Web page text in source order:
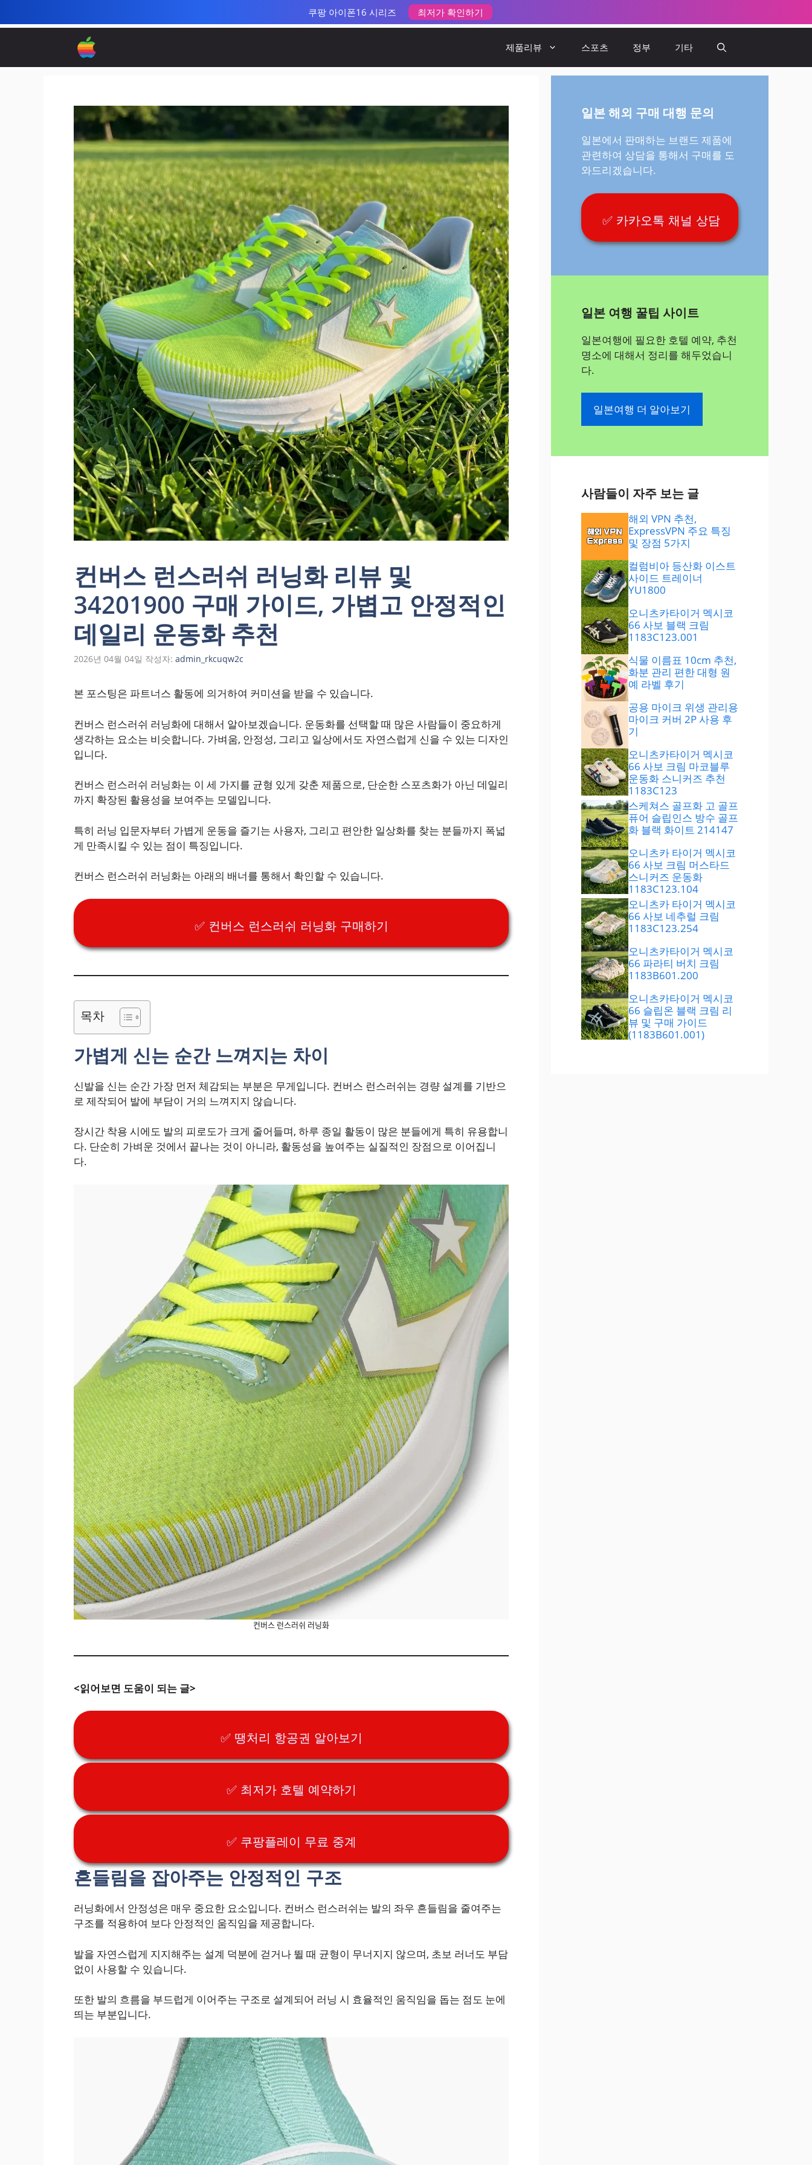
쿠팡 아이폰16 시리즈 최저가 확인하기
컨
제품리뷰 스포츠 정부 기타
컨버스 런스러쉬 러닝화 리뷰 및
34201900 구매 가이드, 가볍고 안정적인
데일리 운동화 추천
2026년 04월 04일 작성자: admin_rkcuqw2c
본 포스팅은 파트너스 활동에 의거하여 커미션을 받을 수 있습니다.
컨버스 런스러쉬 러닝화에 대해서 알아보겠습니다. 운동화를 선택할 때 많은 사람들이 중요하게
생각하는 요소는 비슷합니다. 가벼움, 안정성, 그리고 일상에서도 자연스럽게 신을 수 있는 디자인
입니다.
컨버스 런스러쉬 러닝화는 이 세 가지를 균형 있게 갖춘 제품으로, 단순한 스포츠화가 아닌 데일리
까지 확장된 활용성을 보여주는 모델입니다.
특히 러닝 입문자부터 가볍게 운동을 즐기는 사용자, 그리고 편안한 일상화를 찾는 분들까지 폭넓
게 만족시킬 수 있는 점이 특징입니다.
컨버스 런스러쉬 러닝화는 아래의 배너를 통해서 확인할 수 있습니다.
✅ 컨버스 런스러쉬 러닝화 구매하기
목차
가볍게 신는 순간 느껴지는 차이
신발을 신는 순간 가장 먼저 체감되는 부분은 무게입니다. 컨버스 런스러쉬는 경량 설계를 기반으
로 제작되어 발에 부담이 거의 느껴지지 않습니다.
장시간 착용 시에도 발의 피로도가 크게 줄어들며, 하루 종일 활동이 많은 분들에게 특히 유용합니
다. 단순히 가벼운 것에서 끝나는 것이 아니라, 활동성을 높여주는 실질적인 장점으로 이어집니
다.
컨버스 런스러쉬 러닝화
<읽어보면 도움이 되는 글>
✅ 땡처리 항공권 알아보기
✅ 최저가 호텔 예약하기
✅ 쿠팡플레이 무료 중계
흔들림을 잡아주는 안정적인 구조
러닝화에서 안정성은 매우 중요한 요소입니다. 컨버스 런스러쉬는 발의 좌우 흔들림을 줄여주는
구조를 적용하여 보다 안정적인 움직임을 제공합니다.
발을 자연스럽게 지지해주는 설계 덕분에 걷거나 뛸 때 균형이 무너지지 않으며, 초보 러너도 부담
없이 사용할 수 있습니다.
또한 발의 흐름을 부드럽게 이어주는 구조로 설계되어 러닝 시 효율적인 움직임을 돕는 점도 눈에
띄는 부분입니다.
일본 해외 구매 대행 문의
일본에서 판매하는 브랜드 제품에
관련하여 상담을 통해서 구매를 도
와드리겠습니다.
✅ 카카오톡 채널 상담
일본 여행 꿀팁 사이트
일본여행에 필요한 호텔 예약, 추천
명소에 대해서 정리를 해두었습니
다.
일본여행 더 알아보기
사람들이 자주 보는 글
해외 VPN 추천,
ExpressVPN 주요 특징
및 장점 5가지
컬럼비아 등산화 이스트
사이드 트레이너
YU1800
오니츠카타이거 멕시코
66 사보 블랙 크림
1183C123.001
식물 이름표 10cm 추천,
화분 관리 편한 대형 원
예 라벨 후기
공용 마이크 위생 관리용
마이크 커버 2P 사용 후
기
오니츠카타이거 멕시코
66 사보 크림 마코블루
운동화 스니커즈 추천
1183C123
스케쳐스 골프화 고 골프
퓨어 슬립인스 방수 골프
화 블랙 화이트 214147
오니츠카 타이거 멕시코
66 사보 크림 머스타드
스니커즈 운동화
1183C123.104
오니츠카 타이거 멕시코
66 사보 네추럴 크림
1183C123.254
오니츠카타이거 멕시코
66 파라티 버치 크림
1183B601.200
오니츠카타이거 멕시코
66 슬립온 블랙 크림 리
뷰 및 구매 가이드
(1183B601.001)